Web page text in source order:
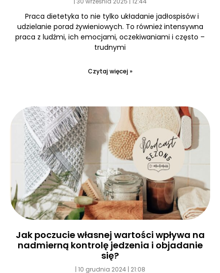
Praca dietetyka to nie tylko układanie jadłospisów i
udzielanie porad żywieniowych. To również intensywna
praca z ludźmi, ich emocjami, oczekiwaniami i często –
trudnymi
Czytaj więcej »
Jak poczucie własnej wartości wpływa na
nadmierną kontrolę jedzenia i objadanie
się?
10 grudnia 2024 21:08